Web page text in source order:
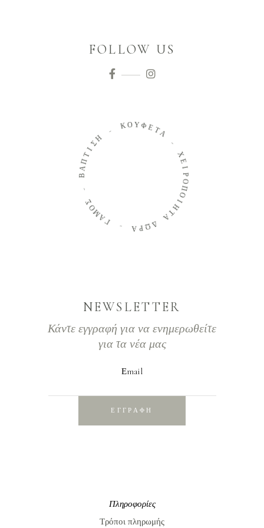
FOLLOW US
Γ
Α
Μ
Ο
Σ
Β
Α
Π
Τ
Ι
Σ
Η
ΚΟΥΦΕΤΑ
-
Χ
Ε
Ι
Ρ
Ο
Π
Ο
Ι
Η
Τ
Α
Δ
Ω
Ρ
Α
NEWSLETTER
Κάντε εγγραφή για να ενημερωθείτε
για τα νέα μας
Εmail
ΕΓΓΡΑΦΗ
Πληροφορίες
Τρόποι πληρωμής